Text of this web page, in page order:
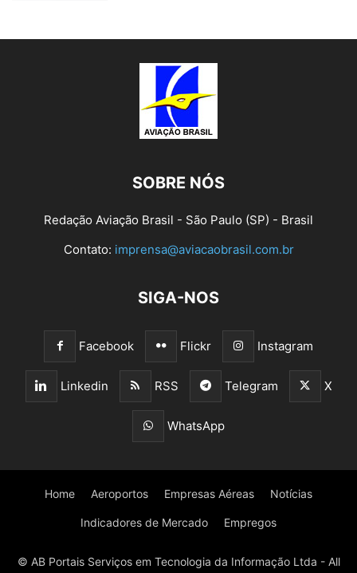
SOBRE NÓS
Redação Aviação Brasil - São Paulo (SP) - Brasil
Contato: imprensa@aviacaobrasil.com.br
SIGA-NOS
Facebook Flickr Instagram
Linkedin RSS Telegram X
WhatsApp
Home Aeroportos Empresas Aéreas Notícias
Indicadores de Mercado Empregos
© AB Portais Serviços em Tecnologia da Informação Ltda - All